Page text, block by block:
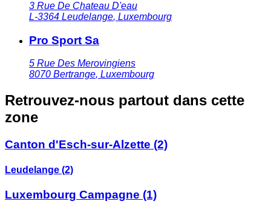
3 Rue De Chateau D'eau
L-3364 Leudelange, Luxembourg
Pro Sport Sa
5 Rue Des Merovingiens
8070 Bertrange, Luxembourg
Retrouvez-nous partout dans cette
zone
Canton d'Esch-sur-Alzette (2)
Leudelange (2)
Luxembourg Campagne (1)